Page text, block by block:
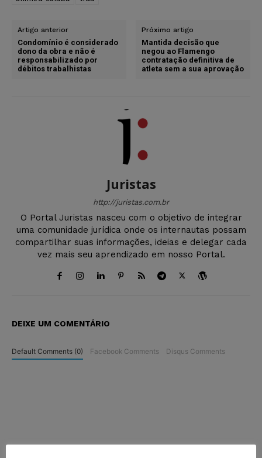
Artigo anterior
Condomínio é considerado
dono da obra e não é
responsabilizado por
débitos trabalhistas
Próximo artigo
Mantida decisão que
negou ao Flamengo
contratação definitiva de
atleta sem a sua aprovação
Juristas
http://juristas.com.br
O Portal Juristas nasceu com o objetivo de integrar
uma comunidade jurídica onde os internautas possam
compartilhar suas informações, ideias e delegar cada
vez mais seu aprendizado em nosso Portal.
DEIXE UM COMENTÁRIO
Default Comments (0) Facebook Comments Disqus Comments